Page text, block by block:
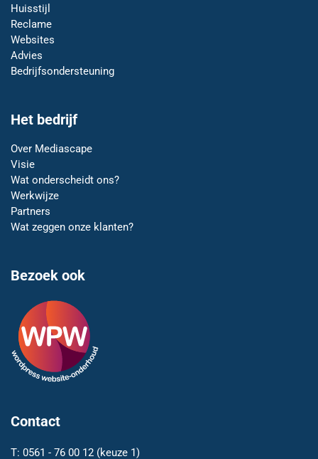
Huisstijl
Reclame
Websites
Advies
Bedrijfsondersteuning
Het bedrijf
Over Mediascape
Visie
Wat onderscheidt ons?
Werkwijze
Partners
Wat zeggen onze klanten?
Bezoek ook
Contact
T: 0561 - 76 00 12 (keuze 1)